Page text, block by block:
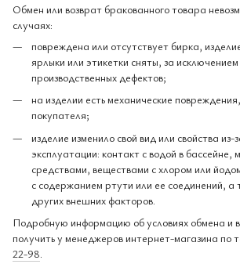
Обмен или возврат бракованного товара
случаях:
повреждена или отсутствует бирка,
ярлыки или этикетки сняты, за
производственных дефектов;
на изделии есть механические
покупателя;
изделие изменило свой вид или свойства из-
эксплуатации: контакт с водой в
средствами, веществами с хлором или
с содержанием ртути или ее соединений, а
других внешних факторов.
Подробную информацию об условиях обмена и
получить у менеджеров интернет-магазина по
22-98.